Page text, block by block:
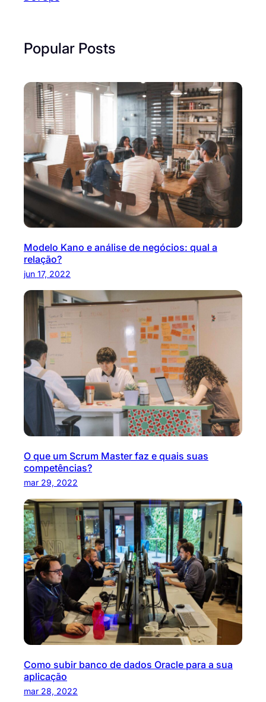
Popular Posts
Modelo Kano e análise de negócios: qual a
relação?
jun 17, 2022
O que um Scrum Master faz e quais suas
competências?
mar 29, 2022
Como subir banco de dados Oracle para a sua
aplicação
mar 28, 2022